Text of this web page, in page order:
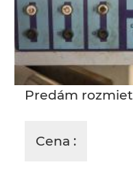
Predám
Cena :